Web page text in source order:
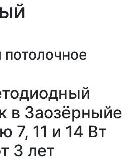
потолочное
в Заозёрныйе
7, 11 и 14 Вт
3 лет